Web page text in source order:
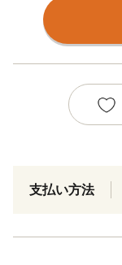
支払い方法